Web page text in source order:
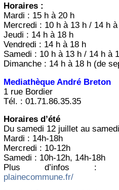
Horaires :
Mardi : 15 h à 20 h
Mercredi : 10 h à 13 h / 14 h
Jeudi : 14 h à 18 h
Vendredi : 14 h à 18 h
Samedi : 10 h à 13 h / 14 h à
Dimanche : 14 h à 18 h (de
Mediathèque André Breton
1 rue Bordier
Tél. : 01.71.86.35.35
Horaires d’été
Du samedi 12 juillet au
Mardi : 14h-18h
Mercredi : 10-12h
Samedi : 10h-12h, 14h-18h
Plus d’infos :
plainecommune.fr/